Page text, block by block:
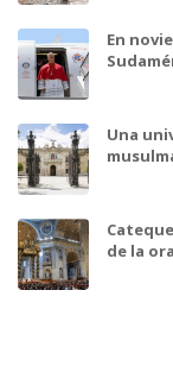
En
Una
de la